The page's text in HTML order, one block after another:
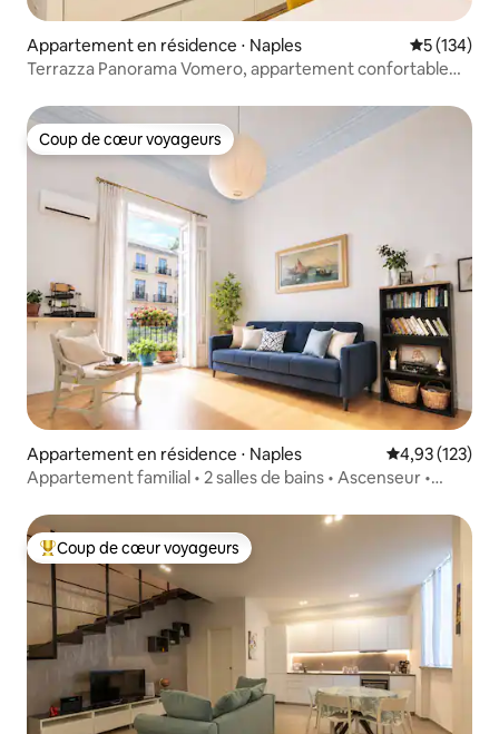
Appartement en résidence ⋅ Naples Évaluation
5 (134)
Terrazza Panorama Vomero, appartement confortable
Coup de cœur voyageurs
Coup de cœur voyageurs
Appartement en résidence ⋅ Naples Évaluation
4,93 (123)
Appartement familial • 2 salles de bains • Ascenseur •
Coups de cœur voyageurs les plus appréciés
Coup de cœur voyageurs